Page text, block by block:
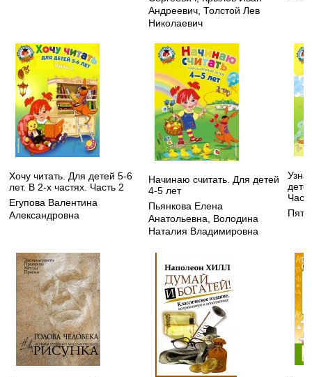
Андреевич Толстой Лев
Николаевич
Хочу читать. Для детей 5-6
лет. В 2-х частях. Часть 2
Егупова Валентина
Александровна
Начинаю считать. Для детей
4-5 лет
Пьянкова Елена
Анатольевна
Володина
Наталия Владимировна